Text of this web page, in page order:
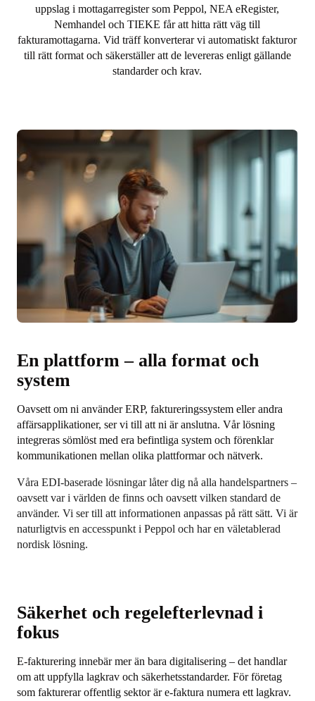
uppslag i mottagarregister som Peppol, NEA eRegister,
Nemhandel och TIEKE får att hitta rätt väg till
fakturamottagarna. Vid träff konverterar vi automatiskt fakturor
till rätt format och säkerställer att de levereras enligt gällande
standarder och krav.
En plattform – alla format och
system
Oavsett om ni använder ERP, faktureringssystem eller andra
affärsapplikationer, ser vi till att ni är anslutna. Vår lösning
integreras sömlöst med era befintliga system och förenklar
kommunikationen mellan olika plattformar och nätverk.
Våra EDI-baserade lösningar låter dig nå alla handelspartners –
oavsett var i världen de finns och oavsett vilken standard de
använder. Vi ser till att informationen anpassas på rätt sätt. Vi är
naturligtvis en accesspunkt i Peppol och har en väletablerad
nordisk lösning.
Säkerhet och regelefterlevnad i
fokus
E-fakturering innebär mer än bara digitalisering – det handlar
om att uppfylla lagkrav och säkerhetsstandarder. För företag
som fakturerar offentlig sektor är e-faktura numera ett lagkrav.